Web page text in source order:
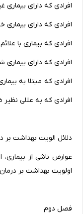
افرادی که دارای بیماری
افرادی که دارای
افرادی که بیماری با
افرادی که دارای
افرادی که مبتلا به
افرادی که به عللی
دلائل الویت بهداشت بر
عوارض ناشی از
اولویت بهداشت بر
فصل دوم